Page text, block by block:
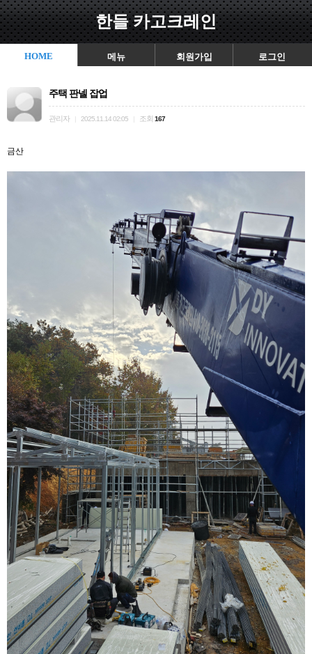
한들 카고크레인
HOME 메뉴 회원가입 로그인
주택 판넬 잡업
관리자 2025.11.14 02:05 조회 167
금산